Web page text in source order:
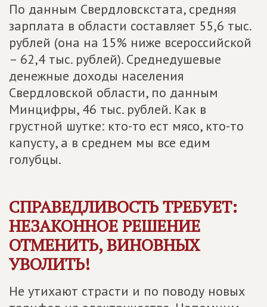
По данным Свердловскстата, средняя
зарплата в области составляет 55,6 тыс.
рублей (она на 15% ниже всероссийской
– 62,4 тыс. рублей). Среднедушевые
денежные доходы населения
Свердловской области, по данным
Минцифры, 46 тыс. рублей. Как в
грустной шутке: кто-то ест мясо, кто-то
капусту, а в среднем мы все едим
голубцы.
СПРАВЕДЛИВОСТЬ ТРЕБУЕТ:
НЕЗАКОННОЕ РЕШЕНИЕ
ОТМЕНИТЬ, ВИНОВНЫХ
УВОЛИТЬ!
Не утихают страсти и по поводу новых